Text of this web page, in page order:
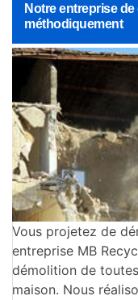
Notre entreprise
méthodiquement
Vous projetez de
entreprise MB
démolition de
maison. Nous